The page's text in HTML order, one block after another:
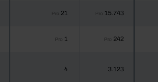
Pro 21 Pro 15.743
Pro 1 Pro 242
4 3.123